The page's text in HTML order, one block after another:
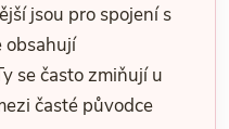
jsou pro spojení s
obsahují
se často zmiňují u
časté původce